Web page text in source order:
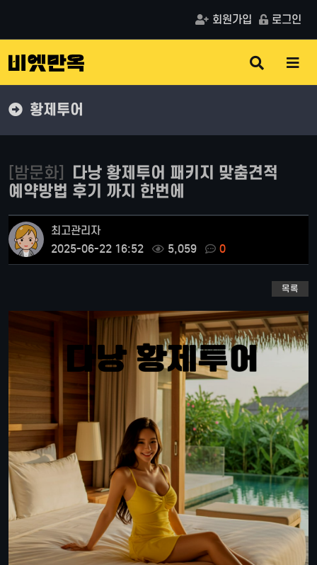
회원가입 로그인
검
색
버
메
버
황제투어
[밤문화] 다낭 황제투어 패키지 맞춤견적
예약방법 후기 까지 한번에
최고관리자
2025-06-22 16:52
5,059 0
목록